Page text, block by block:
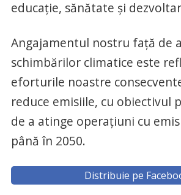
educație, sănătate și
Angajamentul nostru față de
schimbărilor climatice este
eforturile noastre
reduce emisiile, cu obiectivul
de a atinge operațiuni cu
până în 2050.
Distribuie pe